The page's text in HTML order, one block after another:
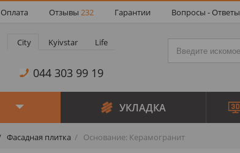
Оплата Отзывы 232 Гарантии Вопросы - Ответы
City Kyivstar Life
044 303 99 19
УКЛАДКА
Фасадная плитка Основание: Керамогранит